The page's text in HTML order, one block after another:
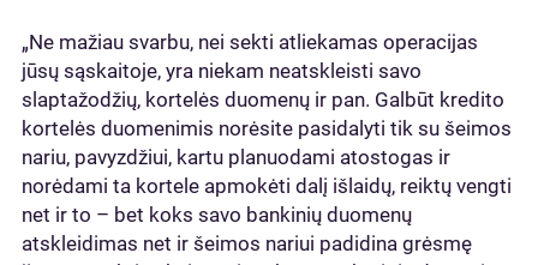
„Ne mažiau svarbu, nei sekti atliekamas operacijas
jūsų sąskaitoje, yra niekam neatskleisti savo
slaptažodžių, kortelės duomenų ir pan. Galbūt kredito
kortelės duomenimis norėsite pasidalyti tik su šeimos
nariu, pavyzdžiui, kartu planuodami atostogas ir
norėdami ta kortele apmokėti dalį išlaidų, reiktų vengti
net ir to – bet koks savo bankinių duomenų
atskleidimas net ir šeimos nariui padidina grėsmę